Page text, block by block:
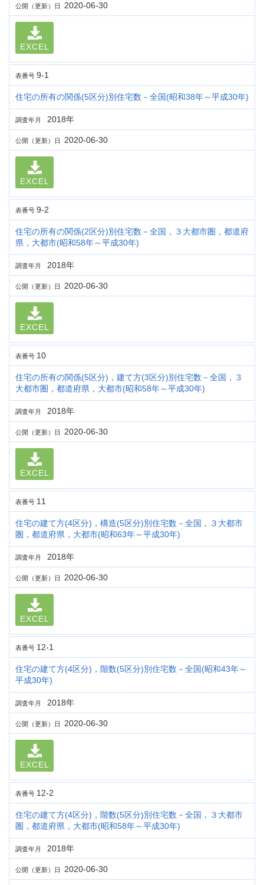
公開（更新）日 2020-06-30
EXCEL
表番号 9-1
住宅の所有の関係(5区分)別住宅数－全国(昭和38年～平成30年)
調査年月 2018年
公開（更新）日 2020-06-30
EXCEL
表番号 9-2
住宅の所有の関係(2区分)別住宅数－全国，３大都市圏，都道府
県，大都市(昭和58年～平成30年)
調査年月 2018年
公開（更新）日 2020-06-30
EXCEL
表番号 10
住宅の所有の関係(5区分)，建て方(3区分)別住宅数－全国，３
大都市圏，都道府県，大都市(昭和58年～平成30年)
調査年月 2018年
公開（更新）日 2020-06-30
EXCEL
表番号 11
住宅の建て方(4区分)，構造(5区分)別住宅数－全国，３大都市
圏，都道府県，大都市(昭和63年～平成30年)
調査年月 2018年
公開（更新）日 2020-06-30
EXCEL
表番号 12-1
住宅の建て方(4区分)，階数(5区分)別住宅数－全国(昭和43年～
平成30年)
調査年月 2018年
公開（更新）日 2020-06-30
EXCEL
表番号 12-2
住宅の建て方(4区分)，階数(5区分)別住宅数－全国，３大都市
圏，都道府県，大都市(昭和58年～平成30年)
調査年月 2018年
公開（更新）日 2020-06-30